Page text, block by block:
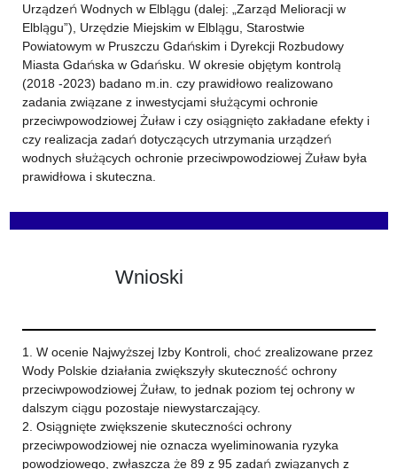
Urządzeń Wodnych w Elblągu (dalej: „Zarząd Melioracji w
Elblągu”), Urzędzie Miejskim w Elblągu, Starostwie
Powiatowym w Pruszczu Gdańskim i Dyrekcji Rozbudowy
Miasta Gdańska w Gdańsku. W okresie objętym kontrolą
(2018 -2023) badano m.in. czy prawidłowo realizowano
zadania związane z inwestycjami służącymi ochronie
przeciwpowodziowej Żuław i czy osiągnięto zakładane efekty i
czy realizacja zadań dotyczących utrzymania urządzeń
wodnych służących ochronie przeciwpowodziowej Żuław była
prawidłowa i skuteczna.
Wnioski
1. W ocenie Najwyższej Izby Kontroli, choć zrealizowane przez
Wody Polskie działania zwiększyły skuteczność ochrony
przeciwpowodziowej Żuław, to jednak poziom tej ochrony w
dalszym ciągu pozostaje niewystarczający.
2. Osiągnięte zwiększenie skuteczności ochrony
przeciwpowodziowej nie oznacza wyeliminowania ryzyka
powodziowego, zwłaszcza że 89 z 95 zadań związanych z